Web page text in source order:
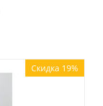
Скидка 19%